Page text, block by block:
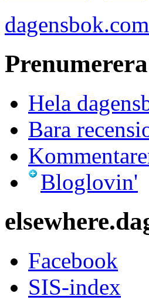
Hela
Bara
Bloglovin'
Facebook
SIS-index